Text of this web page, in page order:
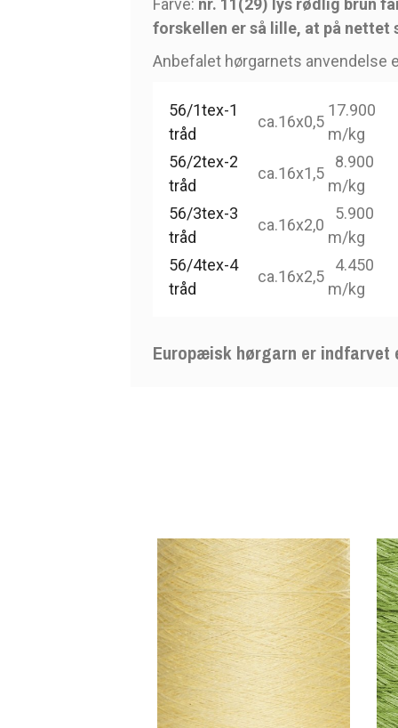
Farve: nr. 11(29) lys rødlig brun
forskellen er så lille, at på nettet
Anbefalet hørgarnets anvendelse
56/1tex-1
tråd
ca.16x0,5
17.900
m/kg
56/2tex-2
tråd
ca.16x1,5
8.900
m/kg
56/3tex-3
tråd
ca.16x2,0
5.900
m/kg
56/4tex-4
tråd
ca.16x2,5
4.450
m/kg
Europæisk hørgarn er